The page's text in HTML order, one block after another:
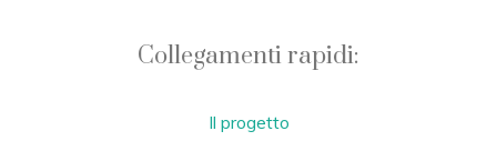
Collegamenti rapidi:
Il progetto